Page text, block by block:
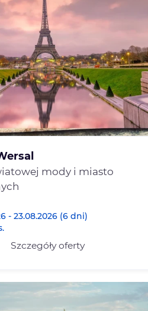
mody i miasto
- 23.08.2026 (6 dni)
Szczegóły oferty